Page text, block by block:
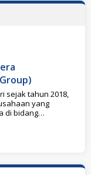
sejak tahun 2018,
yang
di bidang